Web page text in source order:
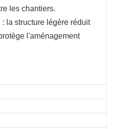
les chantiers.
: la structure légère réduit
l'aménagement